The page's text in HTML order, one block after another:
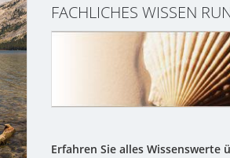
FACHLICHES WISSEN
Erfahren Sie alles Wissenswerte